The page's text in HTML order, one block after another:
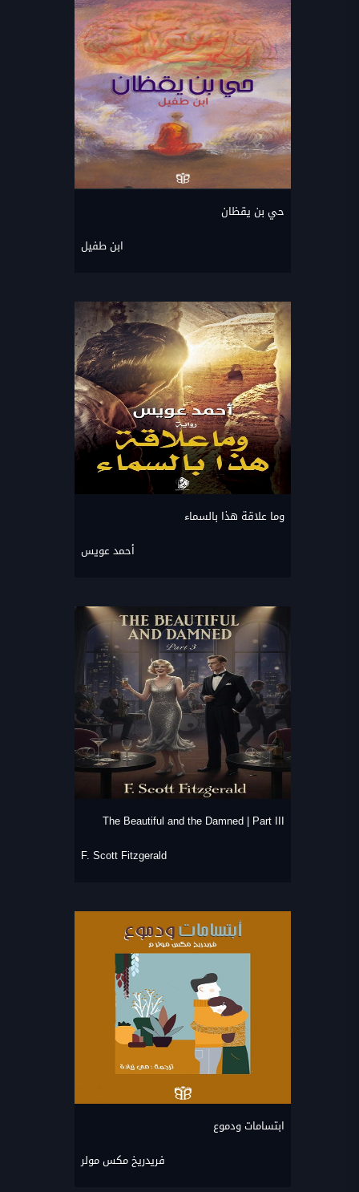
حي بن يقظان
ابن طفيل
وما علاقة هذا بالسماء
أحمد عويس
The Beautiful and the Damned | Part III
F. Scott Fitzgerald
ابتسامات ودموع
فريدريخ مكس مولر